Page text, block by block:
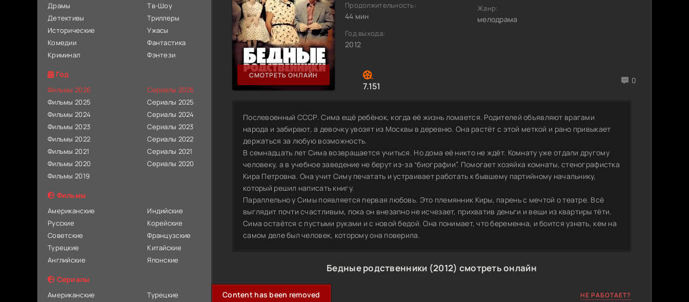
Драмы
Детективы
Исторические
Комедии
Криминал
Тв-Шоу
Триллеры
Ужасы
Фантастика
Фэнтези
Год
Фильмы 2026
Фильмы 2025
Фильмы 2024
Фильмы 2023
Фильмы 2022
Фильмы 2021
Фильмы 2020
Фильмы 2019
Сериалы 2026
Сериалы 2025
Сериалы 2024
Сериалы 2023
Сериалы 2022
Сериалы 2021
Сериалы 2020
Фильмы
Американские
Русские
Советские
Турецкие
Английские
Индийские
Корейские
Французские
Китайские
Японские
Сериалы
Американские
Турецкие
СМОТРЕТЬ ОНЛАЙН
Продолжительность:
44 мин
Год выхода:
2012
7.151
0
Жанр:
мелодрама
Послевоенный СССР. Сима ещё ребёнок, когда её жизнь ломается. Родителей объявляют врагами
народа и забирают, а девочку увозят из Москвы в деревню. Она растёт с этой меткой и рано привыкает
держаться за любую возможность.
В семнадцать лет Сима возвращается учиться. Но дома её никто не ждёт. Комнату уже отдали другому
человеку, а в учебное заведение не берут из-за “биографии”. Помогает хозяйка комнаты, стенографистка
Кира Петровна. Она учит Симу печатать и устраивает работать к бывшему партийному начальнику,
который решил написать книгу.
Параллельно у Симы появляется первая любовь. Это племянник Киры, парень с мечтой о театре. Всё
выглядит почти счастливым, пока он внезапно не исчезает, прихватив деньги и вещи из квартиры тёти.
Сима остаётся с пустыми руками и с новой бедой. Она понимает, что беременна, и боится узнать, кем на
самом деле был человек, которому она поверила.
Бедные родственники (2012) смотреть онлайн
Content has been removed НЕ РАБОТАЕТ?